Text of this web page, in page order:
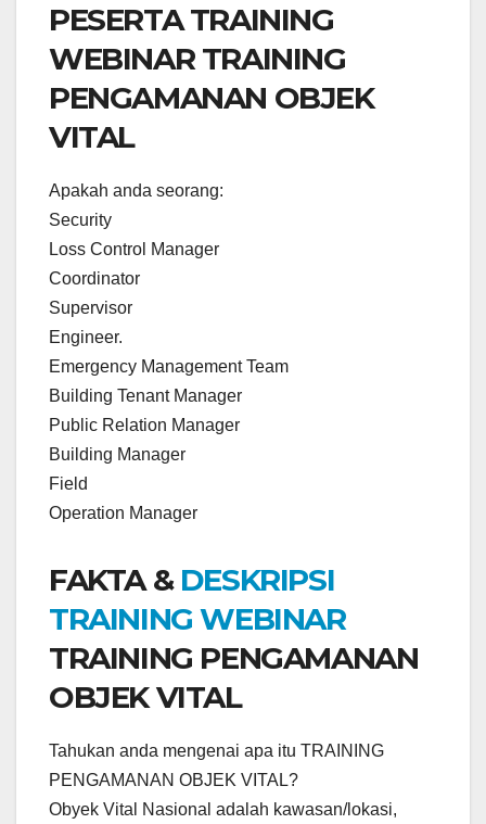
PESERTA TRAINING
WEBINAR TRAINING
PENGAMANAN OBJEK
VITAL
Apakah anda seorang:
Security
Loss Control Manager
Coordinator
Supervisor
Engineer.
Emergency Management Team
Building Tenant Manager
Public Relation Manager
Building Manager
Field
Operation Manager
FAKTA & DESKRIPSI
TRAINING WEBINAR
TRAINING PENGAMANAN
OBJEK VITAL
Tahukan anda mengenai apa itu TRAINING
PENGAMANAN OBJEK VITAL?
Obyek Vital Nasional adalah kawasan/lokasi,